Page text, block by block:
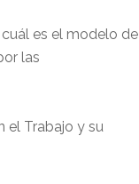
es el modelo de
las
el Trabajo y su